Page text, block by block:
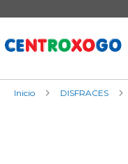
al
Inicio DISFRACES